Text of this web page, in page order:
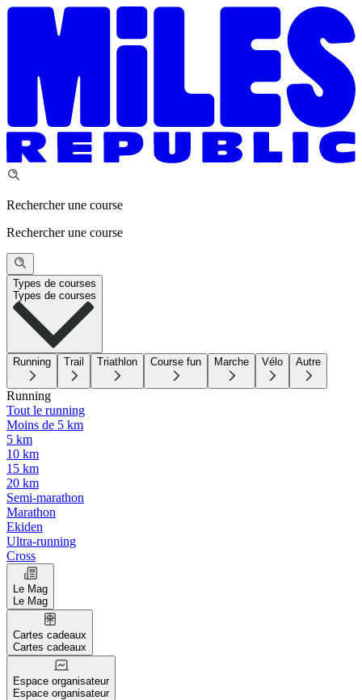
Rechercher une course
Rechercher une course
Types de courses
Types de courses
Running Trail Triathlon Course fun Marche Vélo Autre
Running
Tout le running
Moins de 5 km
5 km
10 km
15 km
20 km
Semi-marathon
Marathon
Ekiden
Ultra-running
Cross
Le Mag
Le Mag
Cartes cadeaux
Cartes cadeaux
Espace organisateur
Espace organisateur